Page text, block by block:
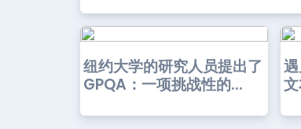
纽约大学的研究人员提出了
GPQA：一项挑战性的...